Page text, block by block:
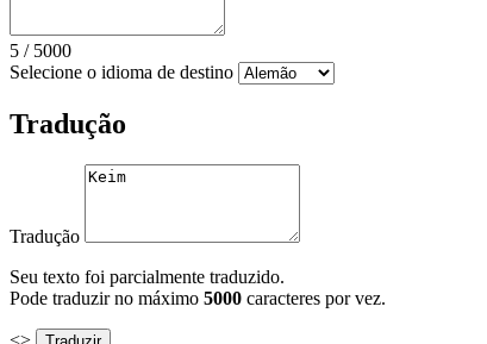
5 / 5000
Selecione o idioma de destino
Tradução
Tradução
Seu texto foi parcialmente traduzido.
Pode traduzir no máximo 5000 caracteres por vez.
<>